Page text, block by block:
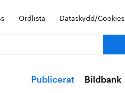
Ordlista Dataskydd/Cookies
Publicerat Bildbank